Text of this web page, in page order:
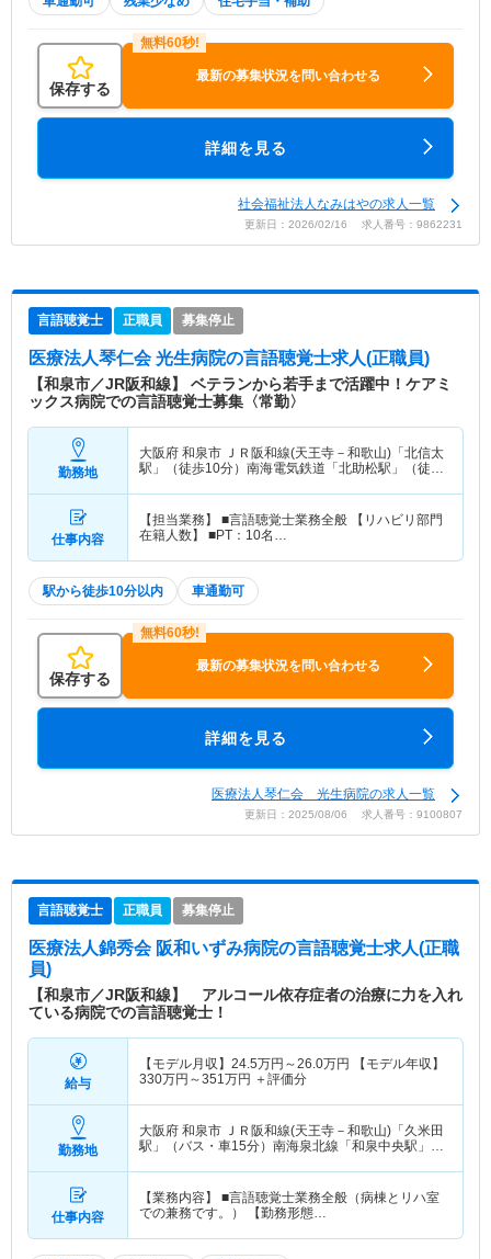
保存する
最新の募集状況を問い合わせる
詳細を見る
社会福祉法人なみはやの求人一覧
更新日：2026/02/16 求人番号：9862231
言語聴覚士 正職員 募集停止
医療法人琴仁会 光生病院の言語聴覚士求人(正職員)
【和泉市／JR阪和線】 ベテランから若手まで活躍中！ケアミ
ックス病院での言語聴覚士募集〈常勤〉
勤務地
大阪府 和泉市 ＪＲ阪和線(天王寺－和歌山)「北信太
駅」（徒歩10分）南海電気鉄道「北助松駅」（徒歩
仕事内容
【担当業務】 ■言語聴覚士業務全般 【リハビリ部門
在籍人数】 ■PT：10名…
駅から徒歩10分以内 車通勤可
保存する
最新の募集状況を問い合わせる
詳細を見る
医療法人琴仁会 光生病院の求人一覧
更新日：2025/08/06 求人番号：9100807
言語聴覚士 正職員 募集停止
医療法人錦秀会 阪和いずみ病院の言語聴覚士求人(正職
員)
【和泉市／JR阪和線】 アルコール依存症者の治療に力を入れ
ている病院での言語聴覚士！
給与
【モデル月収】 24.5万円～26.0万円
【モデル年収】
330万円～351万円 ＋評価分
勤務地
大阪府 和泉市 ＪＲ阪和線(天王寺－和歌山)「久米田
駅」（バス・車15分）南海泉北線「和泉中央駅」
仕事内容
【業務内容】 ■言語聴覚士業務全般（病棟とリハ室
での兼務です。） 【勤務形態…